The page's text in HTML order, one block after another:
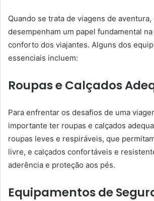
Quando se trata de viagens de
desempenham um papel fundamental
conforto dos viajantes. Alguns dos
essenciais incluem:
Roupas e Calçados
Para enfrentar os desafios de uma
importante ter roupas e calçados
roupas leves e respiráveis, que
livre, e calçados confortáveis e
aderência e proteção aos pés.
Equipamentos de